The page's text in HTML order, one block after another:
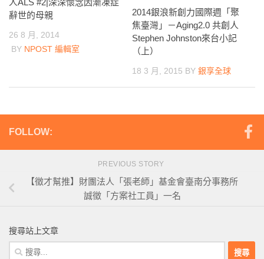
辭世的母親
26 8 月, 2014
BY NPOST 編輯室
2014銀浪新創力國際週「聚
焦臺灣」－Aging2.0 共創人
Stephen Johnston來台小記
（上）
18 3 月, 2015 BY 銀享全球
FOLLOW:
PREVIOUS STORY
【徵才幫推】財團法人「張老師」基金會臺南分事務所
誠徵「方案社工員」一名
搜尋站上文章
搜